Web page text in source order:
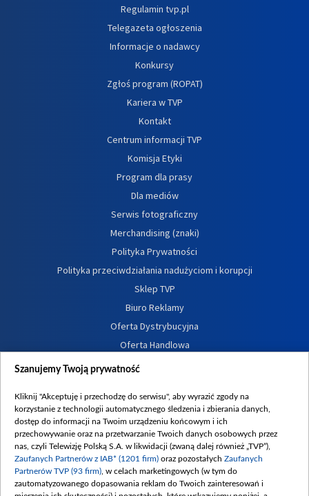
Regulamin tvp.pl
Telegazeta ogłoszenia
Informacje o nadawcy
Konkursy
Zgłoś program (ROPAT)
Kariera w TVP
Kontakt
Centrum informacji TVP
Komisja Etyki
Program dla prasy
Dla mediów
Serwis fotograficzny
Merchandising (znaki)
Polityka Prywatności
Polityka przeciwdziałania nadużyciom i korupcji
Sklep TVP
Biuro Reklamy
Oferta Dystrybucyjna
Oferta Handlowa
Dostępność
Procedura zgłoszeń wewnętrznych
Szanujemy Twoją prywatność
Kliknij "Akceptuję i przechodzę do serwisu", aby wyrazić zgody na
korzystanie z technologii automatycznego śledzenia i zbierania danych,
dostęp do informacji na Twoim urządzeniu końcowym i ich
przechowywanie oraz na przetwarzanie Twoich danych osobowych przez
nas, czyli Telewizję Polską S.A. w likwidacji (zwaną dalej również „TVP”),
Zaufanych Partnerów z IAB* (1201 firm) oraz pozostałych Zaufanych
Partnerów TVP (93 firm) , w celach marketingowych (w tym do
zautomatyzowanego dopasowania reklam do Twoich zainteresowań i